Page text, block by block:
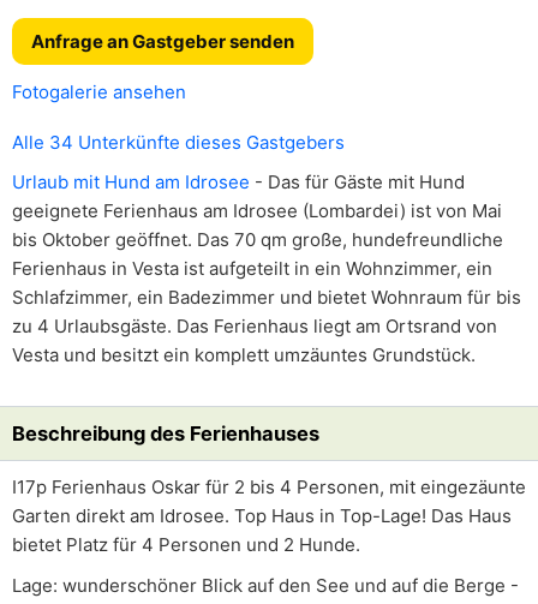
Anfrage an Gastgeber senden
Fotogalerie ansehen
Alle 34 Unterkünfte dieses Gastgebers
Urlaub mit Hund am Idrosee - Das für Gäste mit Hund
geeignete Ferienhaus am Idrosee (Lombardei) ist von Mai
bis Oktober geöffnet. Das 70 qm große, hundefreundliche
Ferienhaus in Vesta ist aufgeteilt in ein Wohnzimmer, ein
Schlafzimmer, ein Badezimmer und bietet Wohnraum für bis
zu 4 Urlaubsgäste. Das Ferienhaus liegt am Ortsrand von
Vesta und besitzt ein komplett umzäuntes Grundstück.
Beschreibung des Ferienhauses
I17p Ferienhaus Oskar für 2 bis 4 Personen, mit eingezäunte
Garten direkt am Idrosee. Top Haus in Top-Lage! Das Haus
bietet Platz für 4 Personen und 2 Hunde.
Lage: wunderschöner Blick auf den See und auf die Berge -